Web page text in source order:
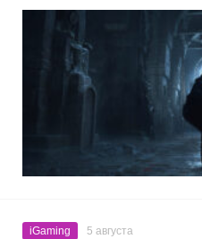
iGaming 5 августа